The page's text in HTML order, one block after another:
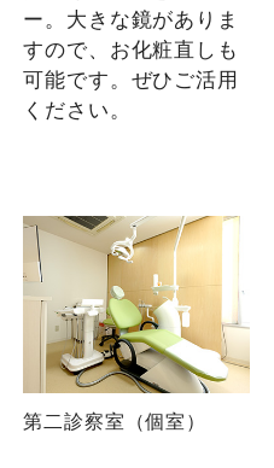
ー。大きな鏡がありま
すので、お化粧直しも
可能です。ぜひご活用
ください。
第二診察室（個室）